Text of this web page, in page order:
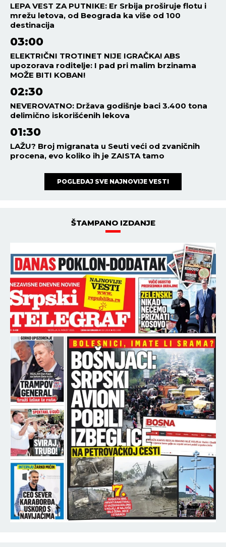
LEPA VEST ZA PUTNIKE: Er Srbija proširuje flotu i
mrežu letova, od Beograda ka više od 100
destinacija
03:00
ELEKTRIČNI TROTINET NIJE IGRAČKA! ABS
upozorava roditelje: I pad pri malim brzinama
MOŽE BITI KOBAN!
02:30
NEVEROVATNO: Država godišnje baci 3.400 tona
delimično iskorišćenih lekova
01:30
LAŽU? Broj migranata u Seuti veći od zvaničnih
procena, evo koliko ih je ZAISTA tamo
POGLEDAJ SVE NAJNOVIJE VESTI
ŠTAMPANO IZDANJE